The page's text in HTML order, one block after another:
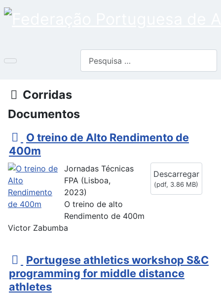
Pasta
Corridas
Documentos
p
d
f
O treino de Alto Rendimento de
400m
Descarregar
(pdf, 3.86 MB)
Jornadas Técnicas
FPA (Lisboa,
2023)
O treino de alto
Rendimento de 400m
Victor Zabumba
p
d
f
Portugese athletics workshop S&C
programming for middle distance
athletes